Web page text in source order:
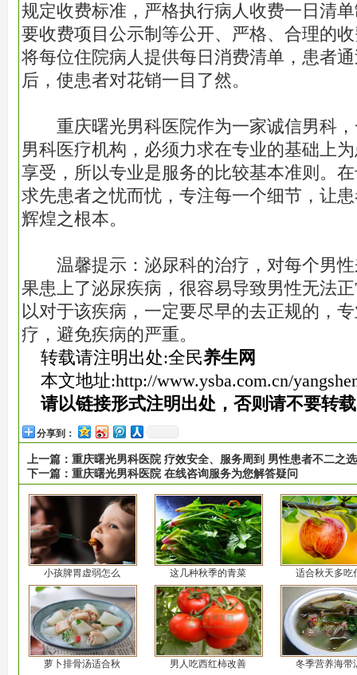
规定收费标准，严格执行病人收费一日清
要收费项目公示制等公开、严格、合理的
将每位住院病人提供每日消费清单，患者
后，使患者对花销一目了然。
重庆曙光男科医院作为一家诚信男科，
男科医疗机构，必须力求在专业的基础上
享受，所以专业是服务的比较基本准则。
求先患者之忧而忧，专注每一个细节，让
辉煌之根本。
温馨提示：泌尿科的治疗，对每个男性
果患上了泌尿疾病，很容易导致男性无法
以对于该疾病，一定要尽早的去正规的，
疗，避免疾病的严重。
转载请注明出处:全民养生网
本文地址:http://www.ysba.com.cn/
请以链接形式注明出处，否则请不要转
分享到：
上一篇： 重庆曙光男科医院 疗效安全、服务周到 男性患者不二之选
下一篇： 重庆曙光男科医院 在线咨询服务为您解答疑问
小孩脾胃虚弱怎么 这几种秋季的青菜 适合秋天多吃
萝卜排骨汤适合秋 男人吃西红柿改善 冬季营养海带